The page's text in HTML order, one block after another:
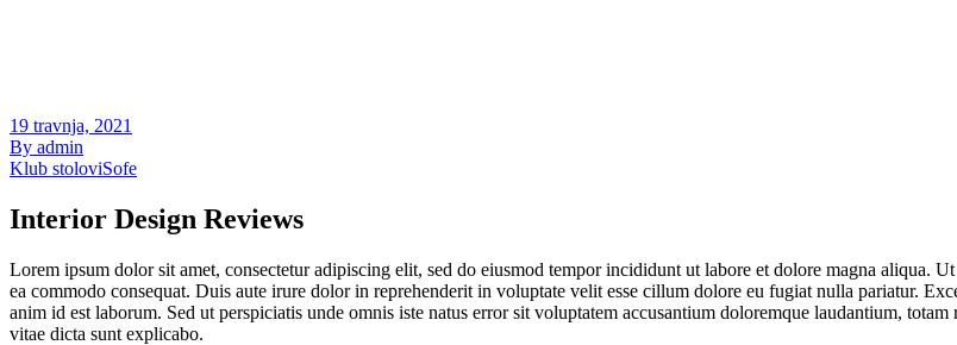
19 travnja, 2021
By admin
Klub stoloviSofe
Interior Design Reviews
Lorem ipsum dolor sit amet, consectetur adipiscing elit, sed do eiusmod tempor incididunt ut labore et dolore magna aliqua.
ea commodo consequat. Duis aute irure dolor in reprehenderit in voluptate velit esse cillum dolore eu fugiat nulla pariatur.
anim id est laborum. Sed ut perspiciatis unde omnis iste natus error sit voluptatem accusantium doloremque laudantium,
vitae dicta sunt explicabo.